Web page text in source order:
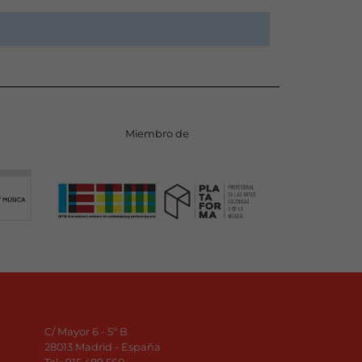
Miembro de
C/ Mayor 6 - 5º B
28013 Madrid - España